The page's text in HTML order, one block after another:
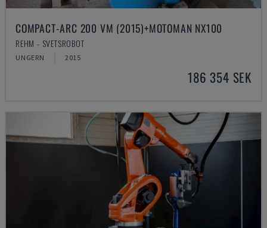
COMPACT-ARC 200 VM (2015)+MOTOMAN NX100
REHM - SVETSROBOT
UNGERN 2015
186 354 SEK